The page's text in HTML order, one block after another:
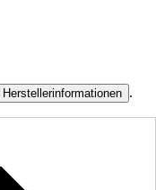
Herstellerinformationen .